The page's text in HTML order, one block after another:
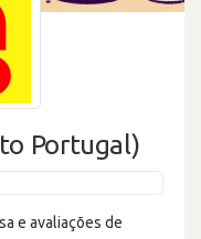
Portugal)
e avaliações de